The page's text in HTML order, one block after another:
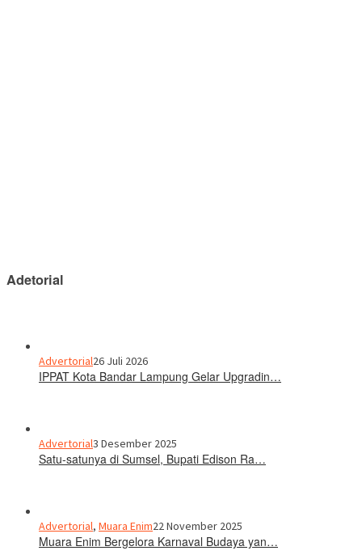
Adetorial
Advertorial26 Juli 2026
IPPAT Kota Bandar Lampung Gelar Upgradin…
Advertorial3 Desember 2025
Satu-satunya di Sumsel, Bupati Edison Ra…
Advertorial, Muara Enim22 November 2025
Muara Enim Bergelora Karnaval Budaya yan…